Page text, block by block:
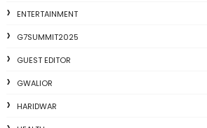
ENTERTAINMENT
G7SUMMIT2025
GUEST EDITOR
GWALIOR
HARIDWAR